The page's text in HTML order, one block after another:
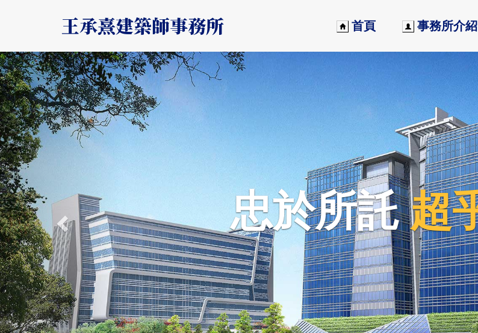
王承熹建築師事務所 首頁 事務所介紹
忠於所託超乎預期
Previous